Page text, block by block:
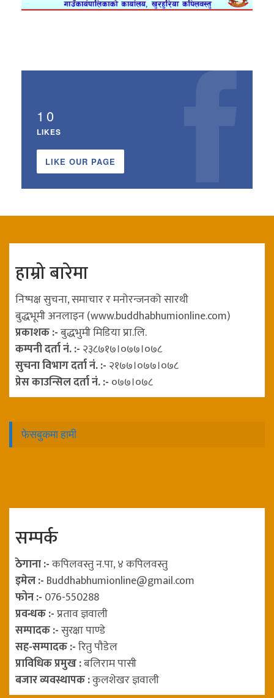
10
LIKES
LIKE OUR PAGE
हाम्रो बारेमा
निष्पक्ष सुचना, समाचार र मनोरन्जनको सारथी
बुद्धभूमी अनलाइन (www.buddhabhumionline.com)
प्रकाशक :-बुद्धभुमी मिडिया प्रा.लि.
कम्पनी दर्ता नं. :- २३८७१७।०७७।०७८
सुचना विभाग दर्ता नं. :- २१७७।०७७।०७८
प्रेस काउन्सिल दर्ता नं. :- ०७७।०७८
फेसबुकमा हामी
सम्पर्क
ठेगाना :-कपिलवस्तु न.पा, ४ कपिलवस्तु
इमेल :- Buddhabhumionline@gmail.com
फोन :- 076-550288
प्रवन्धक :-प्रताव ज्ञवाली
सम्पादक :-सुरक्षा पाण्डे
सह-सम्पादक :-रितु पौडेल
प्राविधिक प्रमुख :बलिराम पासी
बजार व्यवस्थापक :कुलशेखर ज्ञवाली